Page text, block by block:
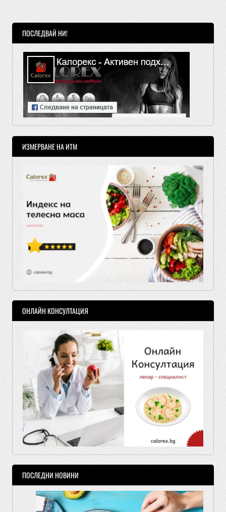
ПОСЛЕДВАЙ НИ!
ИЗМЕРВАНЕ НА ИТМ
ОНЛАЙН КОНСУЛТАЦИЯ
ПОСЛЕДНИ НОВИНИ